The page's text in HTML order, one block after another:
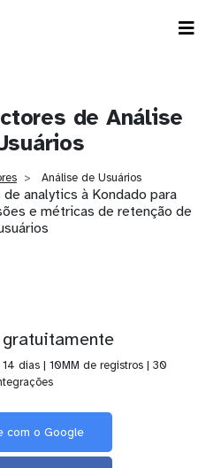
de Análise
Análise de Usuários
analytics à Kondado para
e métricas de retenção de
dias | 10MM de registros | 30
com o Google